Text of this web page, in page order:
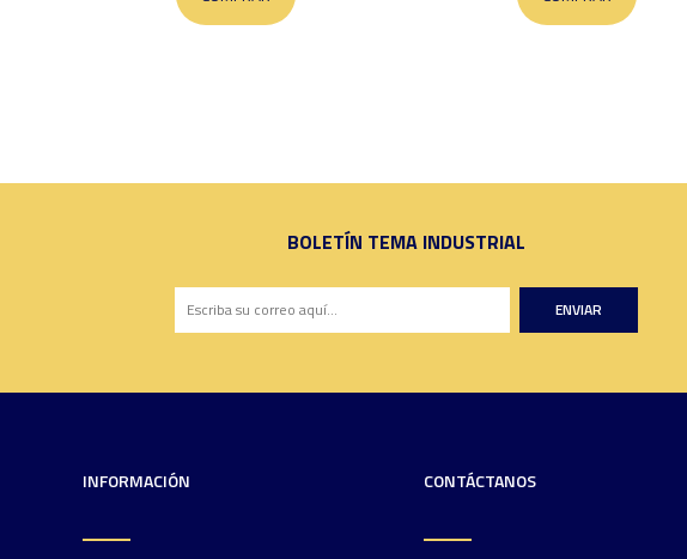
BOLETÍN TEMA INDUSTRIAL
ENVIAR
INFORMACIÓN CONTÁCTANOS